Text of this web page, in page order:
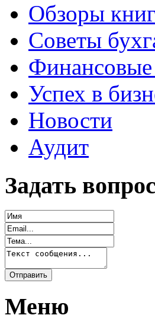
Обзоры книг
Советы
Финансовые
Успех в
Новости
Аудит
Задать вопрос
Меню